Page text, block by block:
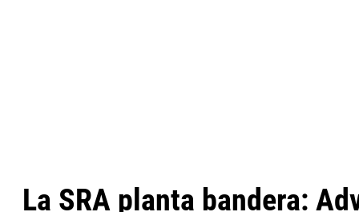
La SRA planta bandera: